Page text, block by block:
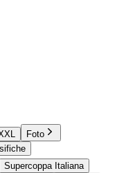
Foto
Supercoppa Italiana